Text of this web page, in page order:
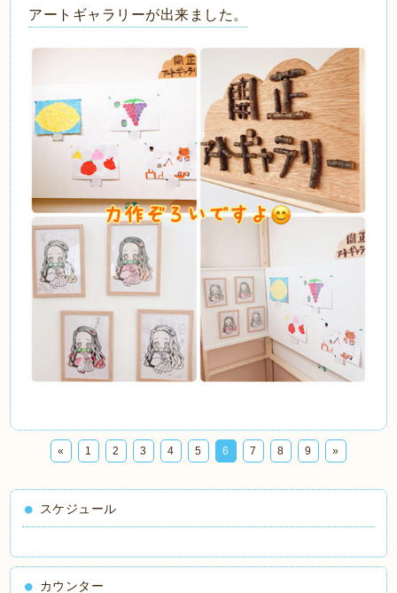
アートギャラリーが出来ました。
« 1 2 3 4 5 6 7 8 9 »
スケジュール
カウンター